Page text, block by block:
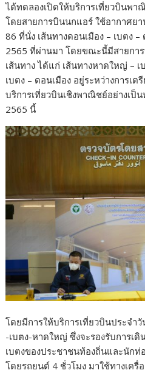
ได้ทดลองเปิดให้บริการเที่ยวบินพา
โดยสายการบินนกแอร์ ใช้อากาศย
86 ที่นั่ง เส้นทางดอนเมือง – เบตง
2565 ที่ผ่านมา โดยขณะนี้มีสายกา
เส้นทาง ได้แก่ เส้นทางหาดใหญ่ –
เบตง – ดอนเมือง อยู่ระหว่างการเ
บริการเที่ยวบินเชิงพาณิชย์อย่างเป็
2565 นี้
โดยมีการให้บริการเที่ยวบินประจำ
-เบตง-หาดใหญ่ ซึ่งจะรองรับการเดิ
เบตงของประชาชนท้องถิ่นและนักท่
โดยรถยนต์ 4 ชั่วโมง มาใช้ทางเครื่